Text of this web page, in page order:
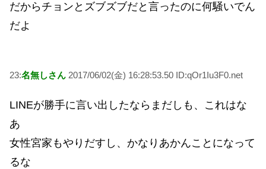
だからチョンとズブズブだと言ったのに何騒いでん
だよ
23:名無しさん 2017/06/02(金) 16:28:53.50 ID:qOr1Iu3F0.net
LINEが勝手に言い出したならまだしも、これはな
あ
女性宮家もやりだすし、かなりあかんことになって
るな